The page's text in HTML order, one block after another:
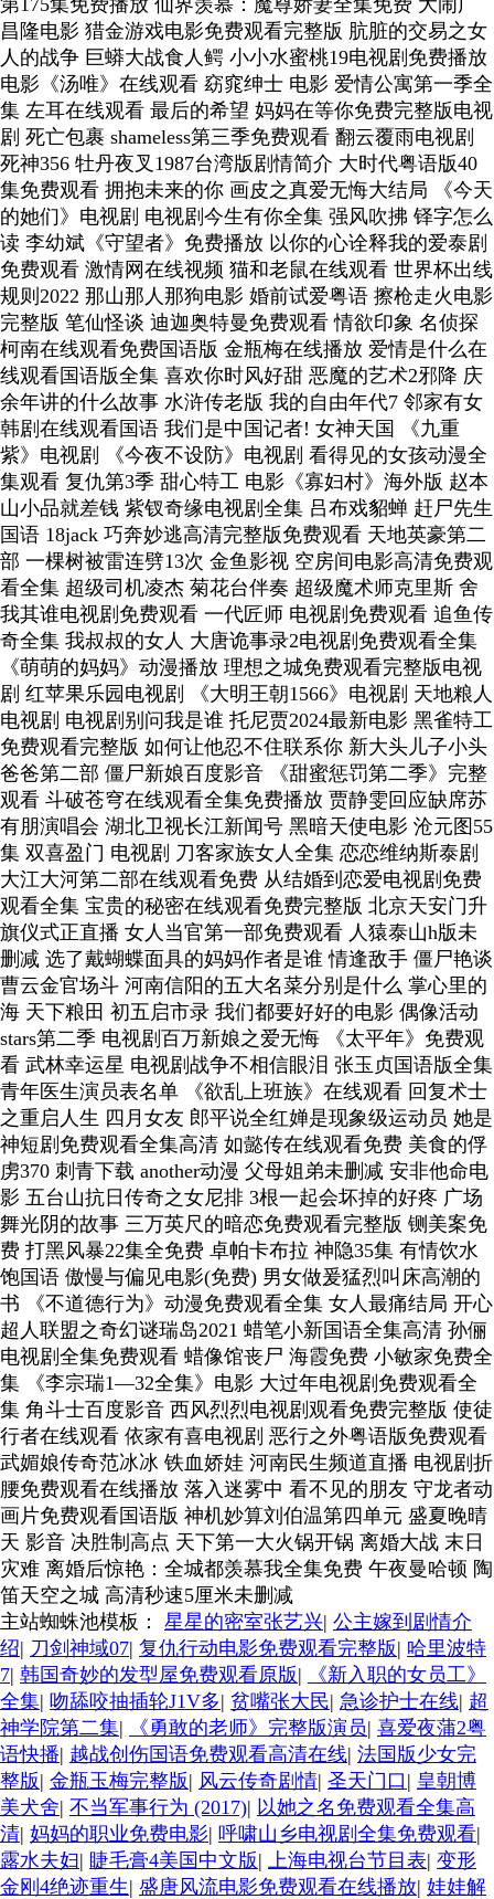
昌隆电影 猎金游戏电影免费观看完整版 肮脏的交易之女
人的战争 巨蟒大战食人鳄 小小水蜜桃19电视剧免费播放
电影《汤唯》在线观看 窈窕绅士 电影 爱情公寓第一季全
集 左耳在线观看 最后的希望 妈妈在等你免费完整版电视
剧 死亡包裹 shameless第三季免费观看 翻云覆雨电视剧
死神356 牡丹夜叉1987台湾版剧情简介 大时代粤语版40
集免费观看 拥抱未来的你 画皮之真爱无悔大结局 《今天
的她们》电视剧 电视剧今生有你全集 强风吹拂 铎字怎么
读 李幼斌《守望者》免费播放 以你的心诠释我的爱泰剧
免费观看 激情网在线视频 猫和老鼠在线观看 世界杯出线
规则2022 那山那人那狗电影 婚前试爱粤语 擦枪走火电影
完整版 笔仙怪谈 迪迦奥特曼免费观看 情欲印象 名侦探
柯南在线观看免费国语版 金瓶梅在线播放 爱情是什么在
线观看国语版全集 喜欢你时风好甜 恶魔的艺术2邪降 庆
余年讲的什么故事 水浒传老版 我的自由年代7 邻家有女
韩剧在线观看国语 我们是中国记者! 女神天国 《九重
紫》电视剧 《今夜不设防》电视剧 看得见的女孩动漫全
集观看 复仇第3季 甜心特工 电影《寡妇村》海外版 赵本
山小品就差钱 紫钗奇缘电视剧全集 吕布戏貂蝉 赶尸先生
国语 18jack 巧奔妙逃高清完整版免费观看 天地英豪第二
部 一棵树被雷连劈13次 金鱼影视 空房间电影高清免费观
看全集 超级司机凌杰 菊花台伴奏 超级魔术师克里斯 舍
我其谁电视剧免费观看 一代匠师 电视剧免费观看 追鱼传
奇全集 我叔叔的女人 大唐诡事录2电视剧免费观看全集
《萌萌的妈妈》动漫播放 理想之城免费观看完整版电视
剧 红苹果乐园电视剧 《大明王朝1566》电视剧 天地粮人
电视剧 电视剧别问我是谁 托尼贾2024最新电影 黑雀特工
免费观看完整版 如何让他忍不住联系你 新大头儿子小头
爸爸第二部 僵尸新娘百度影音 《甜蜜惩罚第二季》完整
观看 斗破苍穹在线观看全集免费播放 贾静雯回应缺席苏
有朋演唱会 湖北卫视长江新闻号 黑暗天使电影 沧元图55
集 双喜盈门 电视剧 刀客家族女人全集 恋恋维纳斯泰剧
大江大河第二部在线观看免费 从结婚到恋爱电视剧免费
观看全集 宝贵的秘密在线观看免费完整版 北京天安门升
旗仪式正直播 女人当官第一部免费观看 人猿泰山h版未
删减 选了戴蝴蝶面具的妈妈作者是谁 情逢敌手 僵尸艳谈
曹云金官场斗 河南信阳的五大名菜分别是什么 掌心里的
海 天下粮田 初五启市录 我们都要好好的电影 偶像活动
stars第二季 电视剧百万新娘之爱无悔 《太平年》免费观
看 武林幸运星 电视剧战争不相信眼泪 张玉贞国语版全集
青年医生演员表名单 《欲乱上班族》在线观看 回复术士
之重启人生 四月女友 郎平说全红婵是现象级运动员 她是
神短剧免费观看全集高清 如懿传在线观看免费 美食的俘
虏370 刺青下载 another动漫 父母姐弟未删减 安非他命电
影 五台山抗日传奇之女尼排 3根一起会坏掉的好疼 广场
舞光阴的故事 三万英尺的暗恋免费观看完整版 铡美案免
费 打黑风暴22集全免费 卓帕卡布拉 神隐35集 有情饮水
饱国语 傲慢与偏见电影(免费) 男女做爰猛烈叫床高潮的
书 《不道德行为》动漫免费观看全集 女人最痛结局 开心
超人联盟之奇幻谜瑞岛2021 蜡笔小新国语全集高清 孙俪
电视剧全集免费观看 蜡像馆丧尸 海霞免费 小敏家免费全
集 《李宗瑞1—32全集》电影 大过年电视剧免费观看全
集 角斗士百度影音 西风烈烈电视剧观看免费完整版 使徒
行者在线观看 依家有喜电视剧 恶行之外粤语版免费观看
武媚娘传奇范冰冰 铁血娇娃 河南民生频道直播 电视剧折
腰免费观看在线播放 落入迷雾中 看不见的朋友 守龙者动
画片免费观看国语版 神机妙算刘伯温第四单元 盛夏晚晴
天 影音 决胜制高点 天下第一大火锅开锅 离婚大战 末日
灾难 离婚后惊艳：全城都羡慕我全集免费 午夜曼哈顿 陶
笛天空之城 高清秒速5厘米未删减
主站蜘蛛池模板： 星星的密室张艺兴| 公主嫁到剧情介
绍| 刀剑神域07| 复仇行动电影免费观看完整版| 哈里波特
7| 韩国奇妙的发型屋免费观看原版|
《新入职的女员工》
全集| 吻舔咬抽插轮J1V多| 贫嘴张大民| 急诊护士在线| 超
神学院第二集| 《勇敢的老师》完整版演员| 喜爱夜蒲2粤
语快播| 越战创伤国语免费观看高清在线| 法国版少女完
整版| 金瓶玉梅完整版| 风云传奇剧情| 圣天门口 | 皇朝博
美犬舍| 不当军事行为 (2017)| 以她之名免费观看全集高
清| 妈妈的职业免费电影| 呼啸山乡电视剧全集免费观看|
露水夫妇| 睫毛膏4美国中文版| 上海电视台节目表| 变形
金刚4绝迹重生| 盛唐风流电影免费观看在线播放| 娃娃解